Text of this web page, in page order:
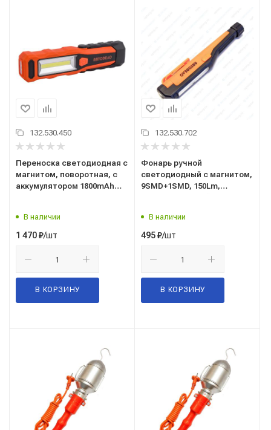
132.530.450
Переноска светодиодная с
магнитом, поворотная, с
аккумулятором 1800mAh
В наличии
1 470₽/шт
В КОРЗИНУ
132.530.702
Фонарь ручной
светодиодный с магнитом,
9SMD+1SMD, 150Lm,
В наличии
495₽/шт
В КОРЗИНУ